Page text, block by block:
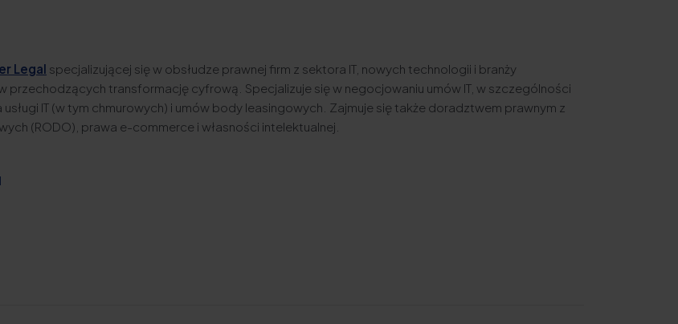
Legal specjalizującej się w obsłudze prawnej firm z sektora IT, nowych technologii i branży
przechodzących transformację cyfrową. Specjalizuje się w negocjowaniu umów IT, w szczególności
IT (w tym chmurowych) i umów body leasingowych. Zajmuje się także doradztwem prawnym z
(RODO), prawa e-commerce i własności intelektualnej.